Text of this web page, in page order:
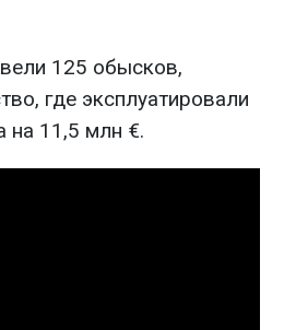
125 обысков,
где эксплуатировали
на 11,5 млн €.